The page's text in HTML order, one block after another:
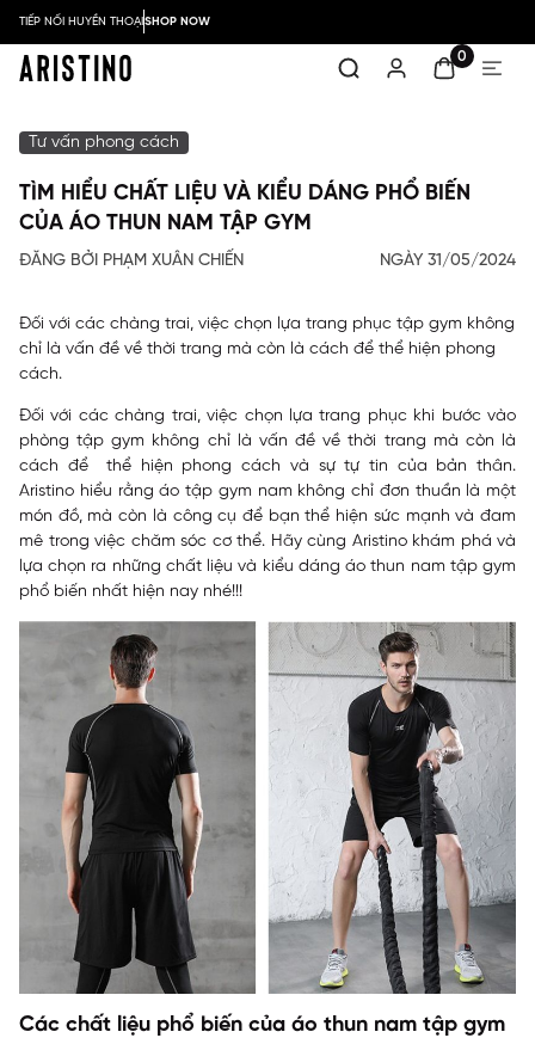
TIẾP NỐI HUYỀN THOẠISHOP NOW
0
Tư vấn phong cách
TÌM HIỂU CHẤT LIỆU VÀ KIỂU DÁNG PHỔ BIẾN
CỦA ÁO THUN NAM TẬP GYM
ĐĂNG BỞI PHẠM XUÂN CHIẾN NGÀY 31/05/2024
Đối với các chàng trai, việc chọn lựa trang phục tập gym không
chỉ là vấn đề về thời trang mà còn là cách để thể hiện phong
cách.
Đối với các chàng trai, việc chọn lựa trang phục khi bước vào
phòng tập gym không chỉ là vấn đề về thời trang mà còn là
cách để thể hiện phong cách và sự tự tin của bản thân.
Aristino hiểu rằng áo tập gym nam không chỉ đơn thuần là một
món đồ, mà còn là công cụ để bạn thể hiện sức mạnh và đam
mê trong việc chăm sóc cơ thể. Hãy cùng Aristinokhám phá và
lựa chọn ra những chất liệu và kiểu dáng áo thun nam tập gym
phổ biến nhất hiện nay nhé!!!
Các chất liệu phổ biến của áo thun nam tập gym